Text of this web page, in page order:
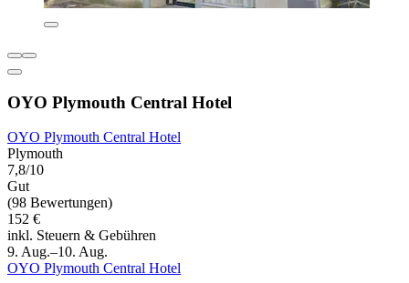
OYO Plymouth Central Hotel
OYO Plymouth Central Hotel
Plymouth
7,8/10
Gut
(98 Bewertungen)
152 €
inkl. Steuern & Gebühren
9. Aug.–10. Aug.
OYO Plymouth Central Hotel